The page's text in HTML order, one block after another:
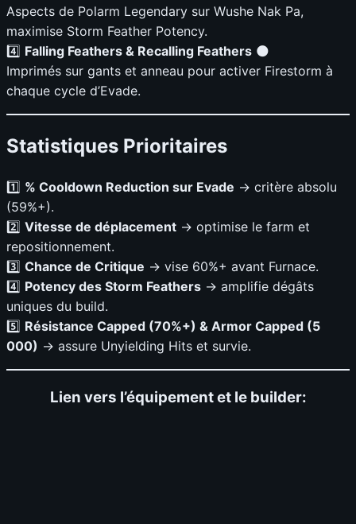
Aspects de Polarm Legendary sur Wushe Nak Pa,
maximise Storm Feather Potency.
4️⃣ Falling Feathers & Recalling Feathers 🌑
Imprimés sur gants et anneau pour activer Firestorm à
chaque cycle d’Evade.
Statistiques Prioritaires
1️⃣ % Cooldown Reduction sur Evade → critère absolu
(59%+).
2️⃣ Vitesse de déplacement → optimise le farm et
repositionnement.
3️⃣ Chance de Critique → vise 60%+ avant Furnace.
4️⃣ Potency des Storm Feathers → amplifie dégâts
uniques du build.
5️⃣ Résistance Capped (70%+) & Armor Capped (5
000) → assure Unyielding Hits et survie.
Lien vers l’équipement et le builder: